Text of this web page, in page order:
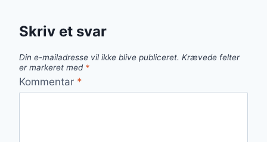
Skriv et svar
Din e-mailadresse vil ikke blive publiceret. Krævede felter
er markeret med *
Kommentar *